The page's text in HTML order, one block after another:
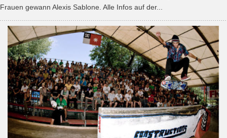
Frauen gewann Alexis Sablone. Alle Infos auf der...